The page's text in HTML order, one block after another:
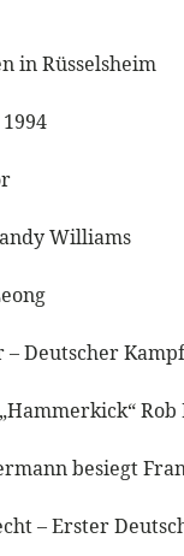
in Rüsselsheim
Williams
Deutscher
Rob
besiegt
– Erster